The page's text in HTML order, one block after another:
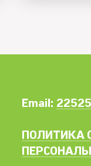
Email:
ПОЛИТИКА